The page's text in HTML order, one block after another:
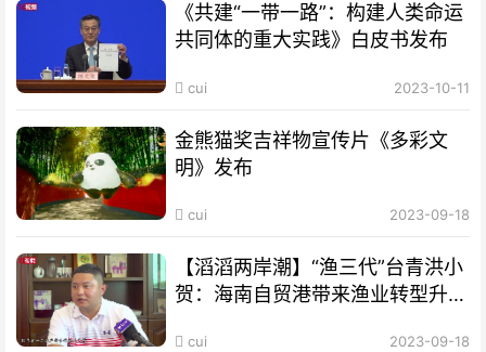
《共建“一带一路”：构建人类命运
共同体的重大实践》白皮书发布
cui 2023-10-11
金熊猫奖吉祥物宣传片《多彩文
明》发布
cui 2023-09-18
【滔滔两岸潮】“渔三代”台青洪小
贺：海南自贸港带来渔业转型升级
cui 2023-09-18